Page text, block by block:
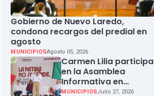
Gobierno de Nuevo Laredo,
condona recargos del predial en
agosto
MUNICIPIOSAgosto 05, 2026
Carmen Lilia participa
en la Asamblea
Informativa en
Defensa de la
MUNICIPIOSJulio 27, 2026